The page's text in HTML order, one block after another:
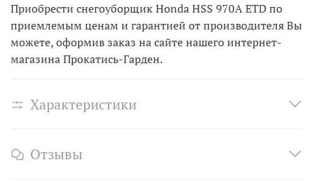
Приобрести снегоуборщик Honda HSS 970A ETD по
приемлемым ценам и гарантией от производителя Вы
можете, оформив заказ на сайте нашего интернет-
магазина Прокатись-Гарден.
Характеристики
Отзывы